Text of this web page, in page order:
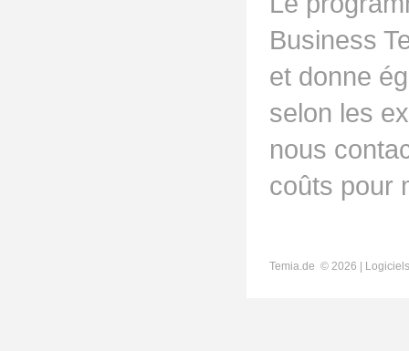
Business
et donne
selon les
nous
coûts pour
Temia.de © 2026 |